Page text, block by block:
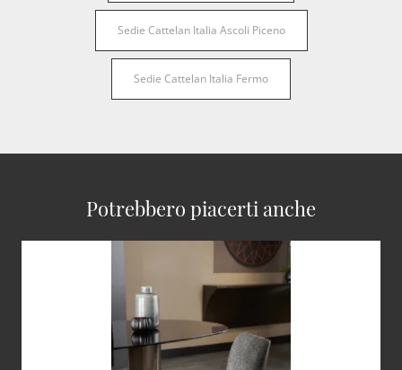
Sedie Cattelan Italia Ascoli Piceno
Sedie Cattelan Italia Fermo
Potrebbero piacerti anche